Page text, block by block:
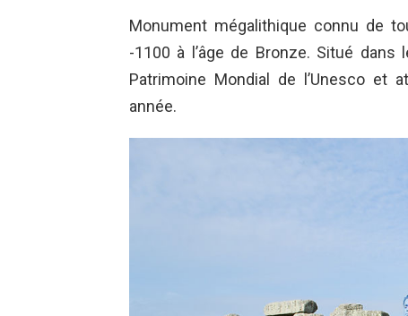
Monument mégalithique connu de
-1100 à l’âge de Bronze. Situé
Patrimoine Mondial de l’Unesco et
année.